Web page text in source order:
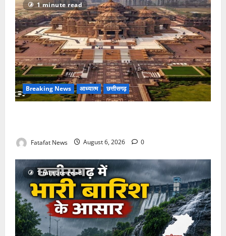
1 minute read
Breaking News आध्यात्म छत्तीसगढ़
Fatafat News August 6, 2026 0
1 minute read